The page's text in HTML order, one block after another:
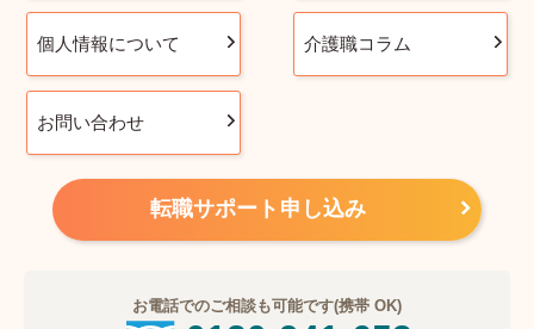
個人情報について 介護職コラム
お問い合わせ
転職サポート申し込み
お電話でのご相談も可能です(携帯 OK)